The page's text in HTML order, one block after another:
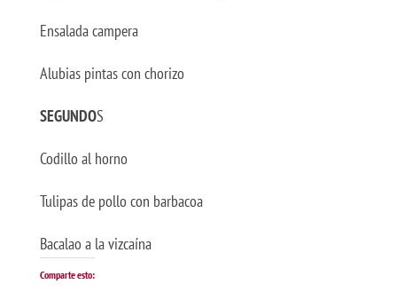
Ensalada campera
Alubias pintas con chorizo
SEGUNDOS
Codillo al horno
Tulipas de pollo con barbacoa
Bacalao a la vizcaína
Comparte esto: